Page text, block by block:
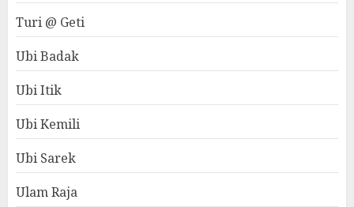
Turi @ Geti
Ubi Badak
Ubi Itik
Ubi Kemili
Ubi Sarek
Ulam Raja